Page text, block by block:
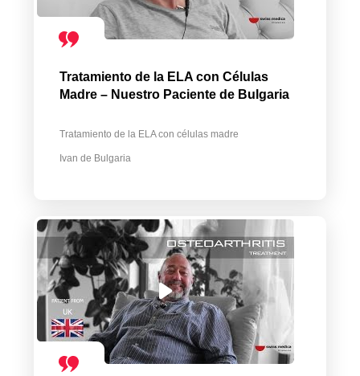
Tratamiento de la ELA con Células
Madre – Nuestro Paciente de Bulgaria
Tratamiento de la ELA con células madre
Ivan de Bulgaria